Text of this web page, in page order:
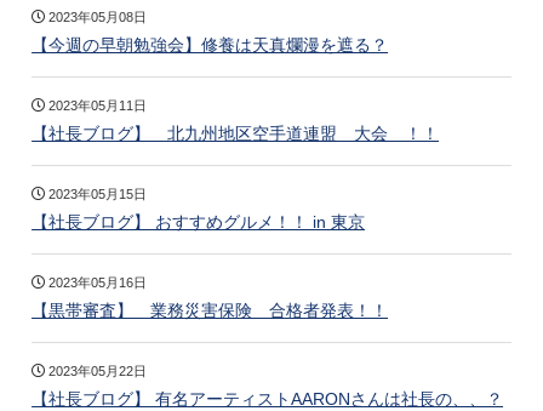
2023年05月08日
【今週の早朝勉強会】修養は天真爛漫を遮る？
2023年05月11日
【社長ブログ】 北九州地区空手道連盟 大会 ！！
2023年05月15日
【社長ブログ】 おすすめグルメ！！ in 東京
2023年05月16日
【黒帯審査】 業務災害保険 合格者発表！！
2023年05月22日
【社長ブログ】 有名アーティストAARONさんは社長の、、？